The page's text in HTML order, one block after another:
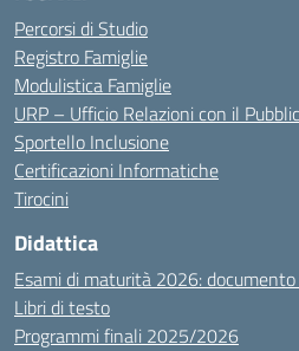
Percorsi di Studio
Registro Famiglie
Modulistica Famiglie
URP – Ufficio Relazioni con il
Sportello Inclusione
Certificazioni Informatiche
Tirocini
Didattica
Esami di maturità 2026:
Libri di testo
Programmi finali 2025/2026